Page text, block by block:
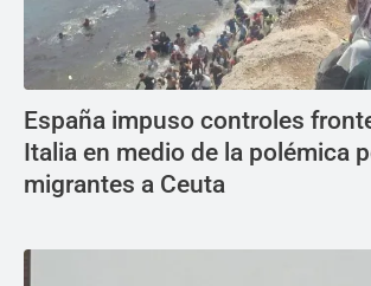
España impuso controles
Italia en medio de la polémica
migrantes a Ceuta